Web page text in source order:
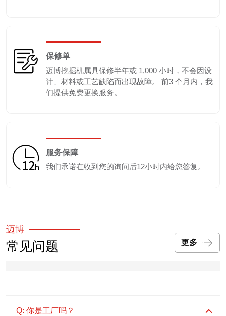
保修单
迈博挖掘机属具保修半年或 1,000 小时，不会因设
计、材料或工艺缺陷而出现故障。 前3 个月内，我
们提供免费更换服务。
服务保障
我们承诺在收到您的询问后12小时内给您答复。
迈博
常见问题 更多
Q: 你是工厂吗？